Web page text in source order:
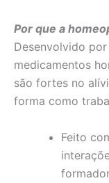
Por que a
Desenvolvido
medicamentos
são fortes no
forma como
Feito